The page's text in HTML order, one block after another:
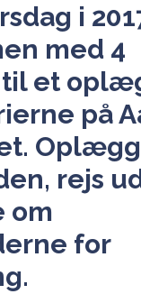
i
med 4
et
på
rejs
om
for